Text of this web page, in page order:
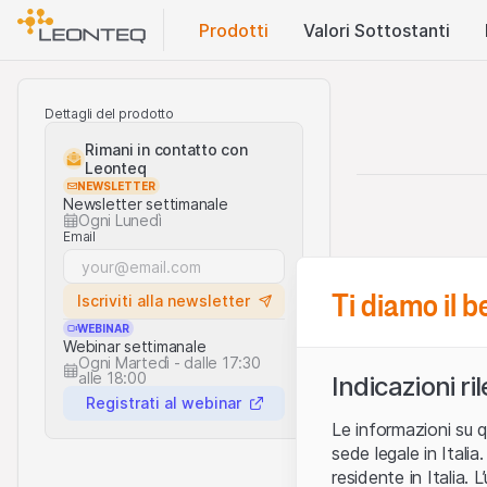
Prodotti Valori Sottostanti
Dettagli del prodotto
Rimani in contatto con
Leonteq
NEWSLETTER
Newsletter settimanale
Ogni Lunedì
Email
Iscriviti alla newsletter
WEBINAR
Webinar settimanale
Ogni Martedì - dalle 17:30
alle 18:00
Registrati al webinar
Ti diamo il
Indicazioni
Le informazioni su
sede legale in
residente in Italia.